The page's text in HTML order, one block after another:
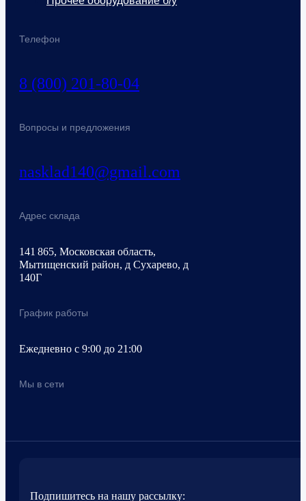
Телефон
8 (800) 201-80-04
Вопросы и предложения
nasklad140@gmail.com
Адрес склада
141 865, Московская область,
Мытищенский район, д Сухарево, д
140Г
График работы
Ежедневно с 9:00 до 21:00
Мы в сети
Подпишитесь на нашу рассылку: